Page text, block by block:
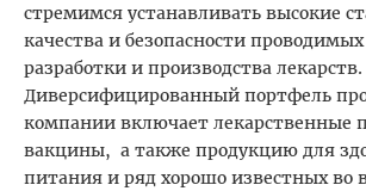
стремимся устанавливать высокие
качества и безопасности
разработки и производства лекарств.
Диверсифицированный портфель
компании включает лекарственные
вакцины, а также продукцию для
питания и ряд хорошо известных во